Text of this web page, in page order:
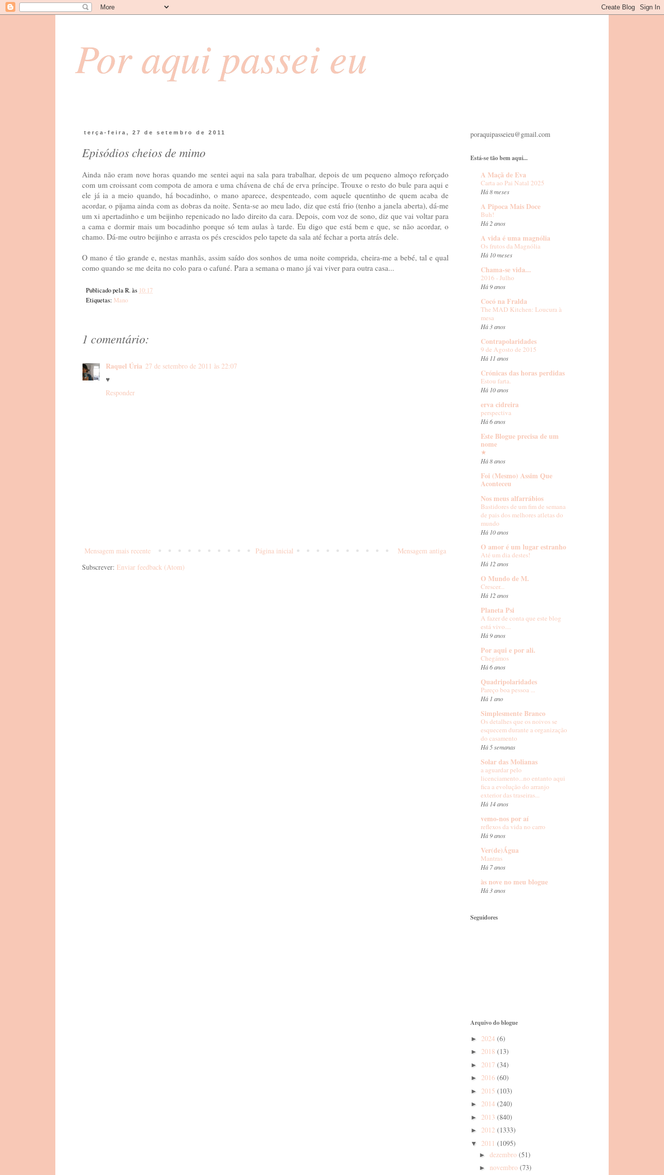
Por aqui passei eu
terça-feira, 27 de setembro de 2011
Episódios cheios de mimo
Ainda não eram nove horas quando me sentei aqui na sala para trabalhar, depois de um pequeno almoço reforçado
com um croissant com compota de amora e uma chávena de chá de erva príncipe. Trouxe o resto do bule para aqui e
ele já ia a meio quando, há bocadinho, o mano aparece, despenteado, com aquele quentinho de quem acaba de
acordar, o pijama ainda com as dobras da noite. Senta-se ao meu lado, diz que está frio (tenho a janela aberta), dá-me
um xi apertadinho e um beijinho repenicado no lado direito da cara. Depois, com voz de sono, diz que vai voltar para
a cama e dormir mais um bocadinho porque só tem aulas à tarde. Eu digo que está bem e que, se não acordar, o
chamo. Dá-me outro beijinho e arrasta os pés crescidos pelo tapete da sala até fechar a porta atrás dele.
O mano é tão grande e, nestas manhãs, assim saído dos sonhos de uma noite comprida, cheira-me a bebé, tal e qual
como quando se me deita no colo para o cafuné. Para a semana o mano já vai viver para outra casa...
Publicado pelaR.às 10:17
Etiquetas: Mano
1 comentário:
Raquel Úria 27 de setembro de 2011 às 22:07
♥
Responder
Mensagem mais recente Mensagem antiga
Página inicial
Subscrever: Enviar feedback (Atom)
poraquipasseieu@gmail.com
Está-se tão bem aqui...
A Maçã de Eva
Carta ao Pai Natal 2025
Há 8 meses
A Pipoca Mais Doce
Buh!
Há 2 anos
A vida é uma magnólia
Os frutos da Magnólia
Há 10 meses
Chama-se vida...
2016 - Julho
Há 9 anos
Cocó na Fralda
The MAD Kitchen: Loucura à
mesa
Há 3 anos
Contrapolaridades
9 de Agosto de 2015
Há 11 anos
Crónicas das horas perdidas
Estou farta.
Há 10 anos
erva cidreira
perspectiva
Há 6 anos
Este Blogue precisa de um
nome
Há 8 anos
Foi (Mesmo) Assim Que
Aconteceu
Nos meus alfarrábios
Bastidores de um fim de semana
de pais dos melhores atletas do
mundo
Há 10 anos
O amor é um lugar estranho
Até um dia destes!
Há 12 anos
O Mundo de M.
Crescer...
Há 12 anos
Planeta Psi
A fazer de conta que este blog
está vivo....
Há 9 anos
Por aqui e por ali.
Chegámos
Há 6 anos
Quadripolaridades
Pareço boa pessoa ...
Há 1 ano
Simplesmente Branco
Os detalhes que os noivos se
esquecem durante a organização
do casamento
Há 5 semanas
Solar das Molianas
a aguardar pelo
licenciamento...no entanto aqui
fica a evolução do arranjo
exterior das traseiras...
Há 14 anos
vemo-nos por aí
reflexos da vida no carro
Há 9 anos
Ver(de)Água
Mantras
Há 7 anos
às nove no meu blogue
Há 3 anos
Seguidores
Arquivo do blogue
► 2024 (6)
► 2018 (13)
► 2017 (34)
► 2016 (60)
► 2015 (103)
► 2014 (240)
► 2013 (840)
► 2012 (1333)
▼ 2011 (1095)
► dezembro (51)
► novembro (73)